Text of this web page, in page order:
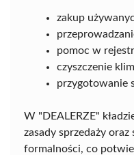
zakup
pomoc w
czyszczenie
przygotowanie
W "DEALERZE"
zasady sprzedaży
formalności, co